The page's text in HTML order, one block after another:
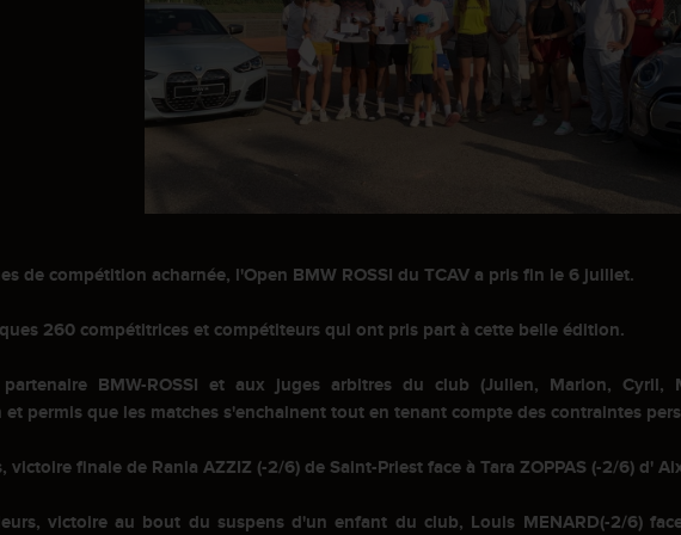
de compétition acharnée, l'Open BMW ROSSI du TCAV a pris fin le 6 juillet.
260 compétitrices et compétiteurs qui ont pris part à cette belle édition.
BMW-ROSSI et aux juges arbitres du club (Julien, Marion,
permis que les matches s'enchainent tout en tenant compte des contraintes
victoire finale de Rania AZZIZ (-2/6) de Saint-Priest face à Tara ZOPPAS (-2/6) d'
victoire au bout du suspens d'un enfant du club, Louis MENARD(-2/6)